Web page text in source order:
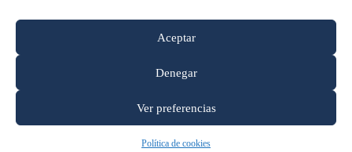
Aceptar
Denegar
Ver preferencias
Política de cookies